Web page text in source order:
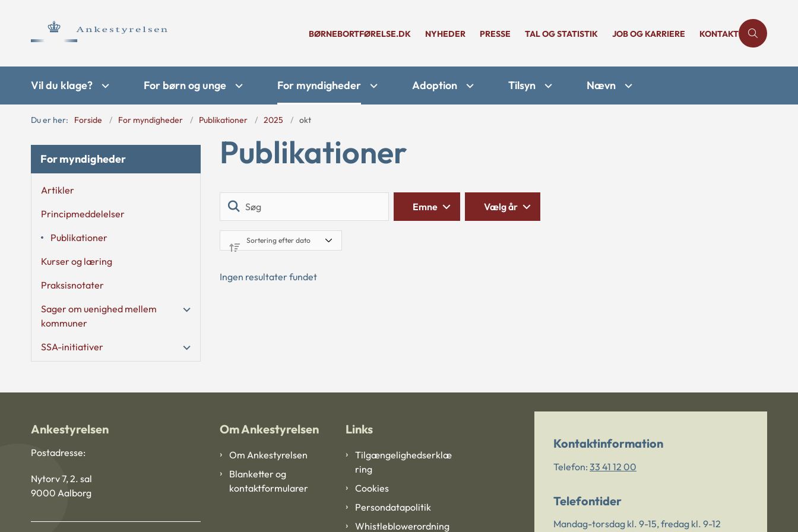
BØRNEBORTFØRELSE.DK NYHEDER PRESSE TAL OG STATISTIK JOB OG KARRIERE KONTAKT
Vil du klage? For børn og unge For myndigheder Adoption Tilsyn Nævn
Du er her: Forside For myndigheder Publikationer 2025 okt
For myndigheder
Artikler
Principmeddelelser
Publikationer
Kurser og læring
Praksisnotater
Sager om uenighed mellem
kommuner
SSA-initiativer
Publikationer
Emne Vælg år
Ingen resultater fundet
Ankestyrelsen
Postadresse:
Nytorv 7, 2. sal
9000 Aalborg
Om Ankestyrelsen
Om Ankestyrelsen
Blanketter og
kontaktformularer
Links
Tilgængelighedserklæ
ring
Cookies
Persondatapolitik
Whistleblowerordning
Kontaktinformation
Telefon: 33 41 12 00
Telefontider
Mandag-torsdag kl. 9-15, fredag kl. 9-12